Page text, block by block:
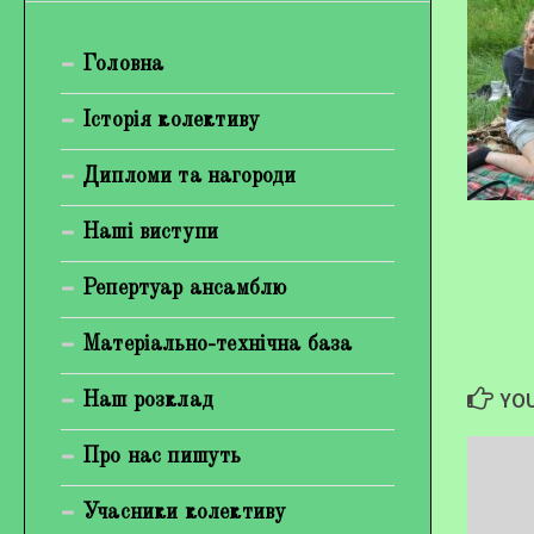
Гірієнко Ірина Михайлівна
Галерея
Відеогалерея
Фотогалерея
Головна
Історія колективу
Дипломи та нагороди
Наші виступи
Репертуар ансамблю
Матеріально-технічна база
Наш розклад
Про нас пишуть
Учасники колективу